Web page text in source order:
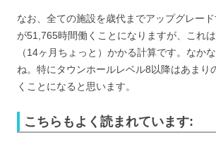
なお、全ての施設を歳代までアップグレー
が51,765時間働くことになりますが、これ
（14ヶ月ちょっと）かかる計算です。なか
ね。特にタウンホールレベル8以降はあまり
くことになると思います。
こちらもよく読まれています: